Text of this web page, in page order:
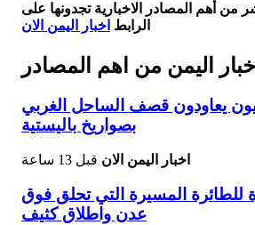
من أهم المصادر الاخبارية تجدونها على
الرابط اخبار اليمن الان
اخبار اليمن من اهم المصادر
يعاودون قصف الساحل الغربي
بصواريخ باليستية
اخبار اليمن الان قبل 13 ساعة
المسيرة التي تحلق فوق
عدن واطلاق كثيف